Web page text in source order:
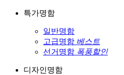
특가명함
일반명함
고급명함 베스트
선거명함 폭풍할인
디자인명함